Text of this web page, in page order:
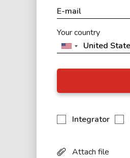
Your country
Integrator
Attach file